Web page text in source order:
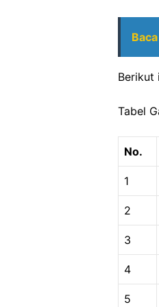
Berikut
Tabel
No.
1
2
3
4
5